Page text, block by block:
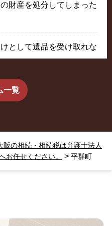
財産を処分してしまった
として遺品を受け取れな
した念書は有効か？
の詰まったこの家から追
一覧
阪の相続・相続税は弁護士法人
お任せください。
> 平群町